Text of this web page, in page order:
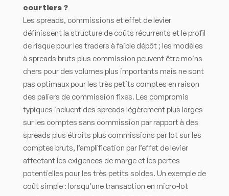
courtiers ?
Les spreads, commissions et effet de levier
définissent la structure de coûts récurrents et le profil
de risque pour les traders à faible dépôt ; les modèles
à spreads bruts plus commission peuvent être moins
chers pour des volumes plus importants mais ne sont
pas optimaux pour les très petits comptes en raison
des paliers de commission fixes. Les compromis
typiques incluent des spreads légèrement plus larges
sur les comptes sans commission par rapport à des
spreads plus étroits plus commissions par lot sur les
comptes bruts, l’amplification par l’effet de levier
affectant les exigences de marge et les pertes
potentielles pour les très petits soldes. Un exemple de
coût simple : lorsqu’une transaction en micro-lot